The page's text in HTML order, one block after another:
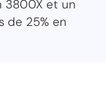
3800X et un
de 25% en